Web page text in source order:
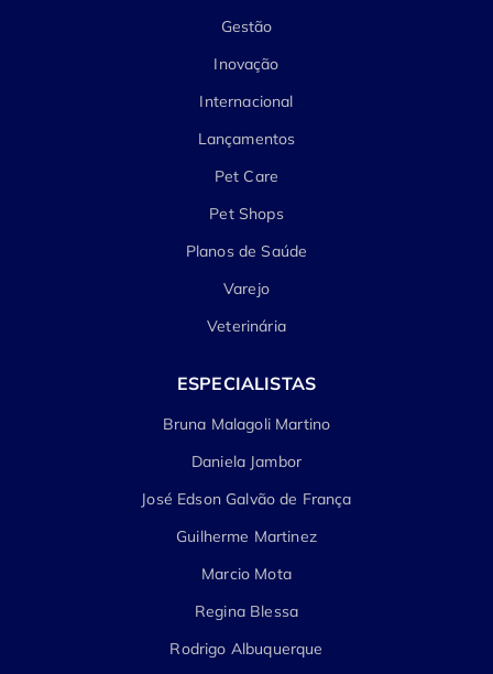
Gestão
Inovação
Internacional
Lançamentos
Pet Care
Pet Shops
Planos de Saúde
Varejo
Veterinária
ESPECIALISTAS
Bruna Malagoli Martino
Daniela Jambor
José Edson Galvão de França
Guilherme Martinez
Marcio Mota
Regina Blessa
Rodrigo Albuquerque